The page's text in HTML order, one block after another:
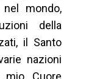
mondo,
della
il Santo
nazioni
Cuore